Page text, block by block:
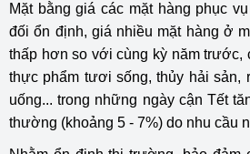
Mặt bằng giá các mặt hàng phục
đối ổn định, giá nhiều mặt hàng ở
thấp hơn so với cùng kỳ năm trước,
thực phẩm tươi sống, thủy hải sản,
uống... trong những ngày cận Tết
thường (khoảng 5 - 7%) do nhu cầu